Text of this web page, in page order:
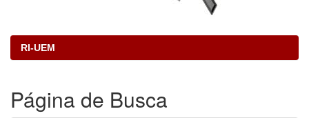
RI-UEM
Página de Busca